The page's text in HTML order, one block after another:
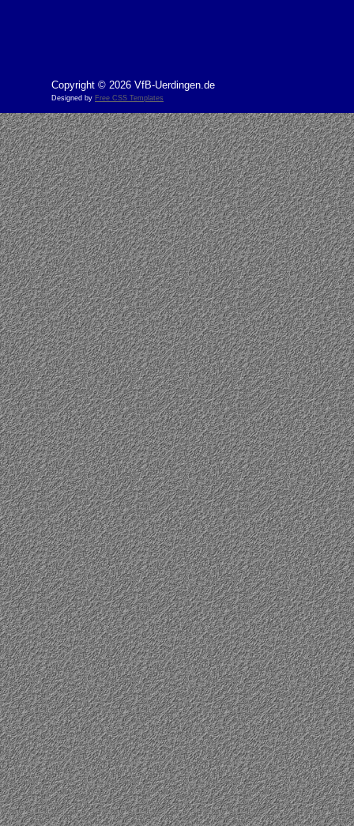
Copyright © 2026 VfB-Uerdingen.de
Designed by Free CSS Templates